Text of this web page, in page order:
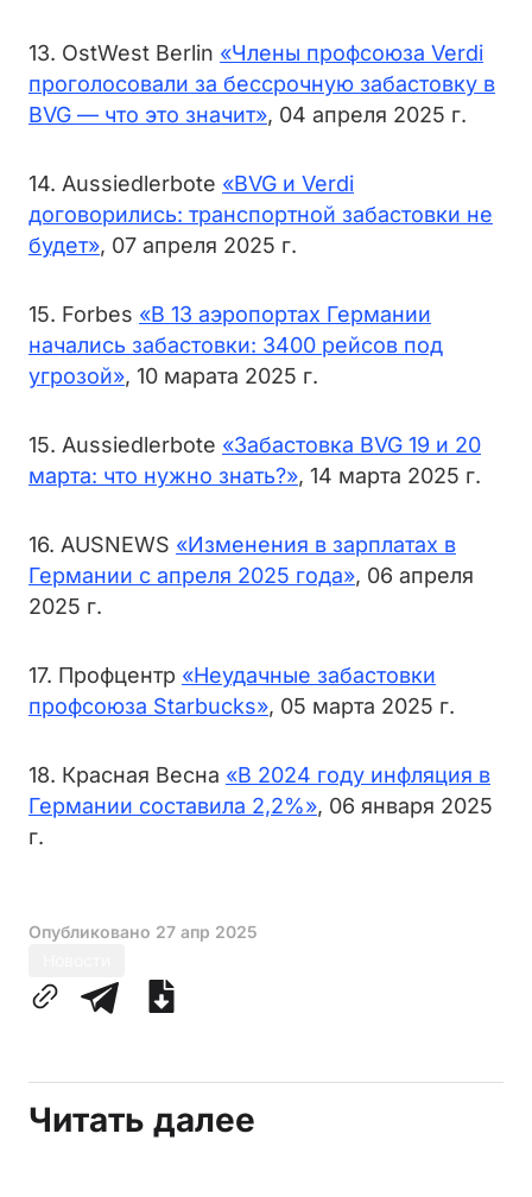
13. OstWest Berlin «Члены профсоюза Verdi
проголосовали за бессрочную забастовку в
BVG — что это значит», 04 апреля 2025 г.
14. Aussiedlerbote «BVG и Verdi
договорились: транспортной забастовки не
будет», 07 апреля 2025 г.
15. Forbes «В 13 аэропортах Германии
начались забастовки: 3400 рейсов под
угрозой», 10 марата 2025 г.
15. Aussiedlerbote «Забастовка BVG 19 и 20
марта: что нужно знать?», 14 марта 2025 г.
16. AUSNEWS «Изменения в зарплатах в
Германии с апреля 2025 года», 06 апреля
2025 г.
17. Профцентр «Неудачные забастовки
профсоюза Starbucks», 05 марта 2025 г.
18. Красная Весна «В 2024 году инфляция в
Германии составила 2,2%», 06 января 2025
г.
Опубликовано 27 апр 2025
Читать далее